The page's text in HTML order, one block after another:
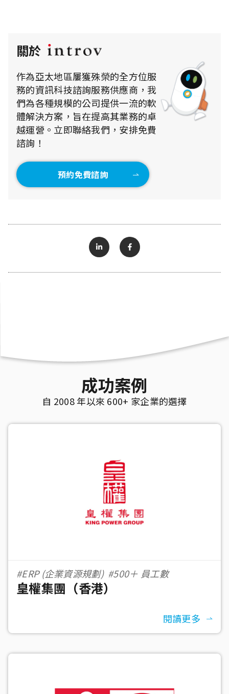
關於
作為亞太地區屢獲殊榮的全方位服
務的資訊科技諮詢服務供應商，我
們為各種規模的公司提供一流的軟
體解決方案，旨在提高其業務的卓
越運營。立即聯絡我們，安排免費
諮詢！
預約免費諮詢
成功案例
自 2008 年以來 600+ 家企業的選擇
#ERP (企業資源規劃) #500＋ 員工數
皇權集團（香港）
閱讀更多